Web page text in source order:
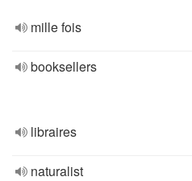
mille fois
booksellers
libraires
naturalist